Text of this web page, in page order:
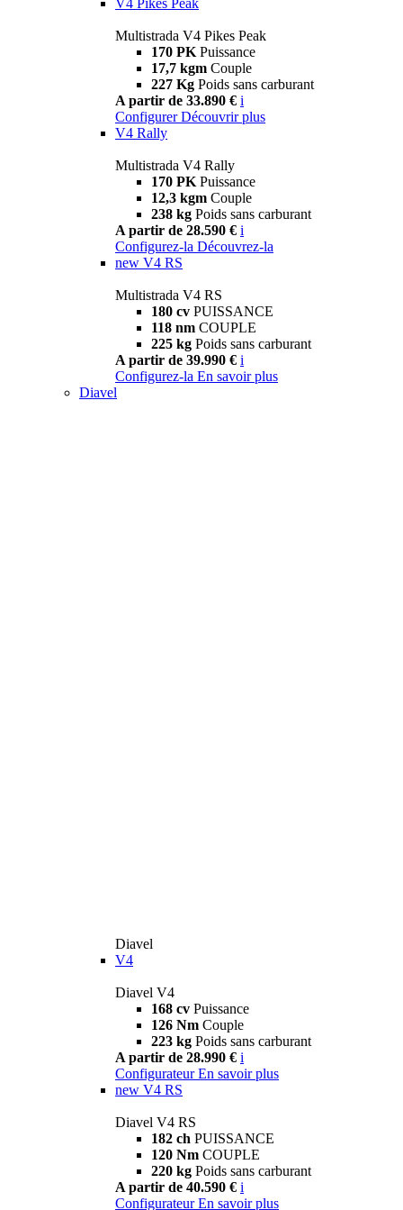
Multistrada V4 Pikes Peak
170 PK Puissance
17,7 kgm Couple
227 Kg Poids sans carburant
A partir de 33.890 € i
Configurer Découvrir plus
V4 Rally
Multistrada V4 Rally
170 PK Puissance
12,3 kgm Couple
238 kg Poids sans carburant
A partir de 28.590 € i
Configurez-la Découvrez-la
new V4 RS
Multistrada V4 RS
180 cv PUISSANCE
118 nm COUPLE
225 kg Poids sans carburant
A partir de 39.990 € i
Configurez-la En savoir plus
Diavel
Diavel
V4
Diavel V4
168 cv Puissance
126 Nm Couple
223 kg Poids sans carburant
A partir de 28.990 € i
Configurateur En savoir plus
new V4 RS
Diavel V4 RS
182 ch PUISSANCE
120 Nm COUPLE
220 kg Poids sans carburant
A partir de 40.590 € i
Configurateur En savoir plus